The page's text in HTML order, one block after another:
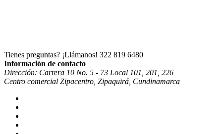
Tienes preguntas? ¡Llámanos! 322 819 6480
Información de contacto
Dirección: Carrera 10 No. 5 - 73 Local 101, 201, 226
Centro comercial Zipacentro, Zipaquirá, Cundinamarca